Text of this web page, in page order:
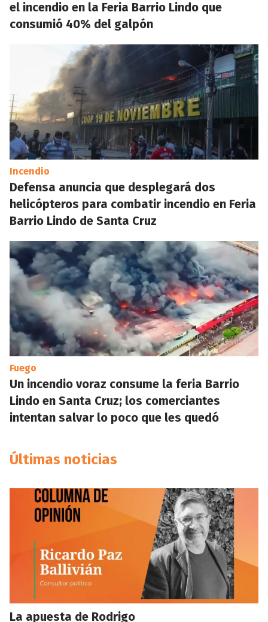
el incendio en la Feria Barrio Lindo que
consumió 40% del galpón
Incendio
Defensa anuncia que desplegará dos
helicópteros para combatir incendio en Feria
Barrio Lindo de Santa Cruz
Fuego
Un incendio voraz consume la feria Barrio
Lindo en Santa Cruz; los comerciantes
intentan salvar lo poco que les quedó
Últimas noticias
La apuesta de Rodrigo